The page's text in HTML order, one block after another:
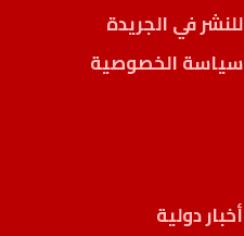
للنشر في الجريدة
سياسة الخصوصية
أخبار دولية